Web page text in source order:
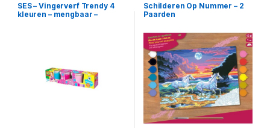
SES – Vingerverf Trendy 4
kleuren – mengbaar –
Schilderen Op Nummer – 2
Paarden